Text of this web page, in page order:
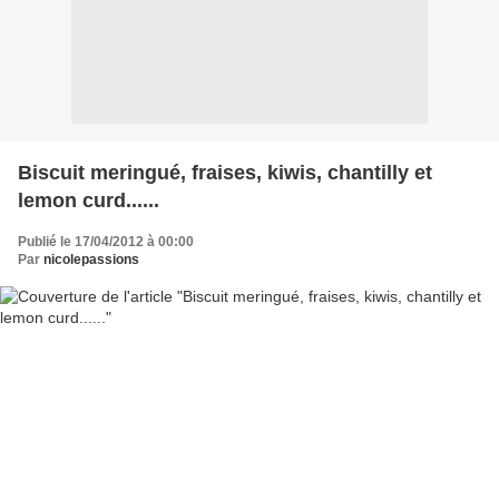
Biscuit meringué, fraises, kiwis, chantilly et
lemon curd......
Publié le 17/04/2012 à 00:00
Par nicolepassions